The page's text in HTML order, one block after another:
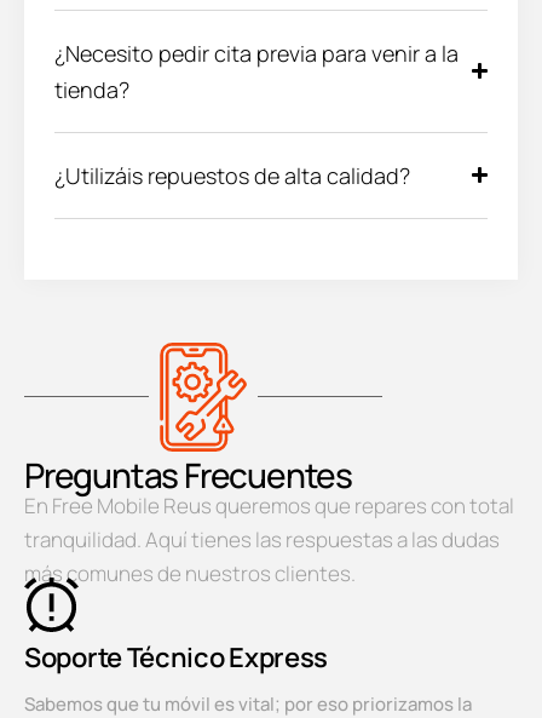
¿Necesito pedir cita previa para venir a la
tienda?
¿Utilizáis repuestos de alta calidad?
Preguntas Frecuentes
En Free Mobile Reus queremos que repares con total
tranquilidad. Aquí tienes las respuestas a las dudas
más comunes de nuestros clientes.
Soporte Técnico Express
Sabemos que tu móvil es vital; por eso priorizamos la